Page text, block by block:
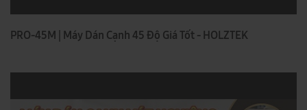
PRO-45M | Máy Dán Cạnh 45 Độ Giá Tốt - HOLZTEK